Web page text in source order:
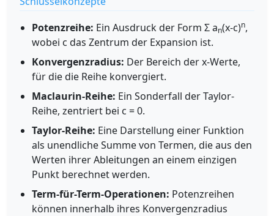
Potenzreihe: Ein Ausdruck der Form Σ an(x-c)n,
wobei c das Zentrum der Expansion ist.
Konvergenzradius: Der Bereich der x-Werte,
für die die Reihe konvergiert.
Maclaurin-Reihe: Ein Sonderfall der Taylor-
Reihe, zentriert bei c = 0.
Taylor-Reihe: Eine Darstellung einer Funktion
als unendliche Summe von Termen, die aus den
Werten ihrer Ableitungen an einem einzigen
Punkt berechnet werden.
Term-für-Term-Operationen: Potenzreihen
können innerhalb ihres Konvergenzradius